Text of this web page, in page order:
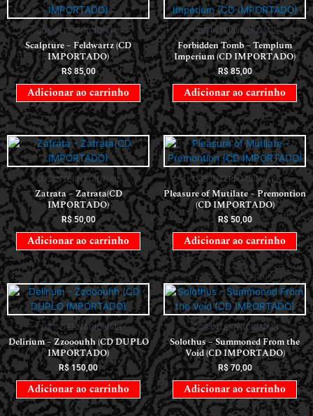
CDS INTERNACIONAIS
Scalpture – Feldwartz (CD
IMPORTADO)
R$85,00
Adicionar ao carrinho
CDS INTERNACIONAIS
Forbidden Tomb – Templum
Imperium (CD IMPORTADO)
R$85,00
Adicionar ao carrinho
CDS INTERNACIONAIS
Zatrata – Zatrata(CD
IMPORTADO)
R$50,00
Adicionar ao carrinho
CDS INTERNACIONAIS
Pleasure of Mutilate – Premontion
(CD IMPORTADO)
R$50,00
Adicionar ao carrinho
CDS INTERNACIONAIS
Delirium – Zzooouhh (CD DUPLO
IMPORTADO)
R$150,00
Adicionar ao carrinho
CDS INTERNACIONAIS
Solothus – Summoned From the
Void (CD IMPORTADO)
R$70,00
Adicionar ao carrinho